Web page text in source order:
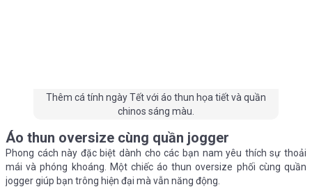
Thêm cá tính ngày Tết với áo thun họa tiết và quần
chinos sáng màu.
Áo thun oversize cùng quần jogger
Phong cách này đặc biệt dành cho các bạn nam yêu thích sự thoải
mái và phóng khoáng. Một chiếc áo thun oversize phối cùng quần
jogger giúp bạn trông hiện đại mà vẫn năng động.